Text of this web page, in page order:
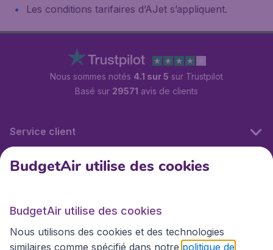
Les conditions tarifaires d’AJet s’appliquent.
Nous sommes notés 4.1 sur 5 sur Trustpilot
Basé sur 29571 avis de clients
Service client
BudgetAir.fr
Sites internationaux
BudgetAir utilise des cookies
BudgetAir utilise des cookies
Nous utilisons des cookies et des technologies
similaires comme spécifié dans notre politique de